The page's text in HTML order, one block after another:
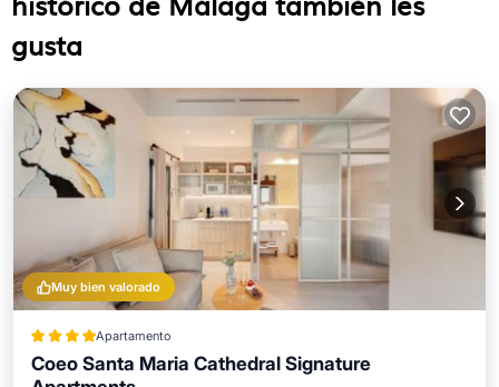
gusta
Muy bien valorado
Apartamento
Coeo Santa Maria Cathedral Signature